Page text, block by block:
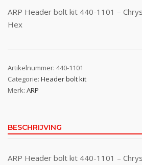
ARP Header bolt kit 440-1101 –
Hex
Artikelnummer: 440-1101
Categorie: Header bolt kit
Merk: ARP
BESCHRIJVING
ARP Header bolt kit 440-1101 –